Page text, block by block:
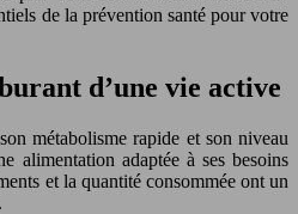
de la prévention santé pour votre
d’une vie active
métabolisme rapide et son niveau
alimentation adaptée à ses besoins
et la quantité consommée ont un